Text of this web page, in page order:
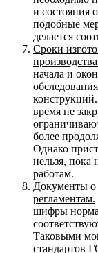
и состояния
подобные
делается
Сроки
начала и
время не
более
Однако
нельзя, пока
работам.
Документы о
регламентам.
шифры
Таковыми
стандартов